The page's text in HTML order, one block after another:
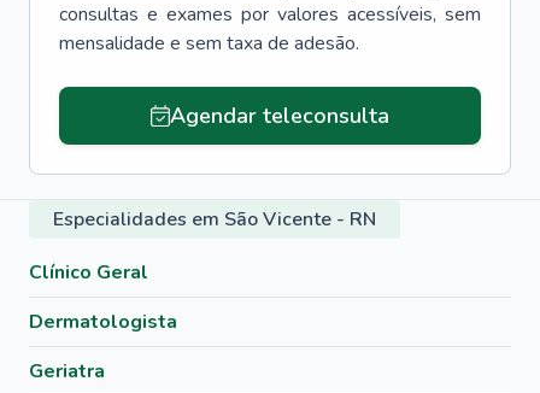
consultas e exames por valores acessíveis, sem
mensalidade e sem taxa de adesão.
Agendar teleconsulta
Especialidades em São Vicente - RN
Clínico Geral
Dermatologista
Geriatra